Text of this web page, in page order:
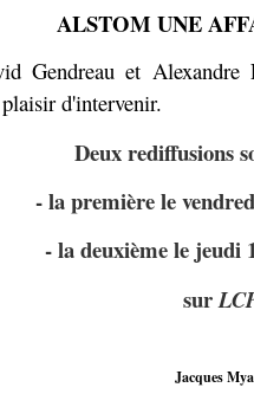
ALSTOM UNE
Gendreau et Alexandre
d'intervenir.
Deux rediffusions
- la première le
- la deuxième le jeudi
sur
Jacques